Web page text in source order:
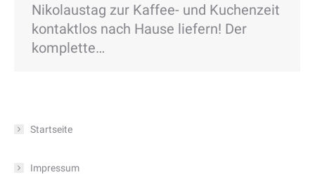
Nikolaustag zur Kaffee- und Kuchenzeit
kontaktlos nach Hause liefern! Der
komplette…
Startseite
Impressum